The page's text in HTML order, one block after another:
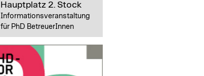
Hauptplatz 2. Stock
Informationsveranstaltung
für PhD BetreuerInnen